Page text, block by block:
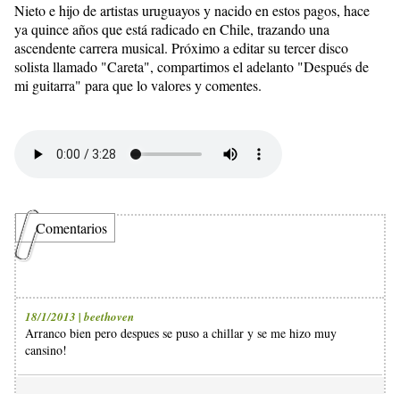
Nieto e hijo de artistas uruguayos y nacido en estos pagos, hace
ya quince años que está radicado en Chile, trazando una
ascendente carrera musical. Próximo a editar su tercer disco
solista llamado "Careta", compartimos el adelanto "Después de
mi guitarra" para que lo valores y comentes.
Comentarios
18/1/2013 | beethoven
Arranco bien pero despues se puso a chillar y se me hizo muy
cansino!